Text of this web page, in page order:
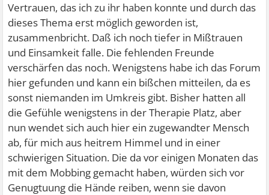
Vertrauen, das ich zu ihr haben konnte und durch das
dieses Thema erst möglich geworden ist,
zusammenbricht. Daß ich noch tiefer in Mißtrauen
und Einsamkeit falle. Die fehlenden Freunde
verschärfen das noch. Wenigstens habe ich das Forum
hier gefunden und kann ein bißchen mitteilen, da es
sonst niemanden im Umkreis gibt. Bisher hatten all
die Gefühle wenigstens in der Therapie Platz, aber
nun wendet sich auch hier ein zugewandter Mensch
ab, für mich aus heitrem Himmel und in einer
schwierigen Situation. Die da vor einigen Monaten das
mit dem Mobbing gemacht haben, würden sich vor
Genugtuung die Hände reiben, wenn sie davon